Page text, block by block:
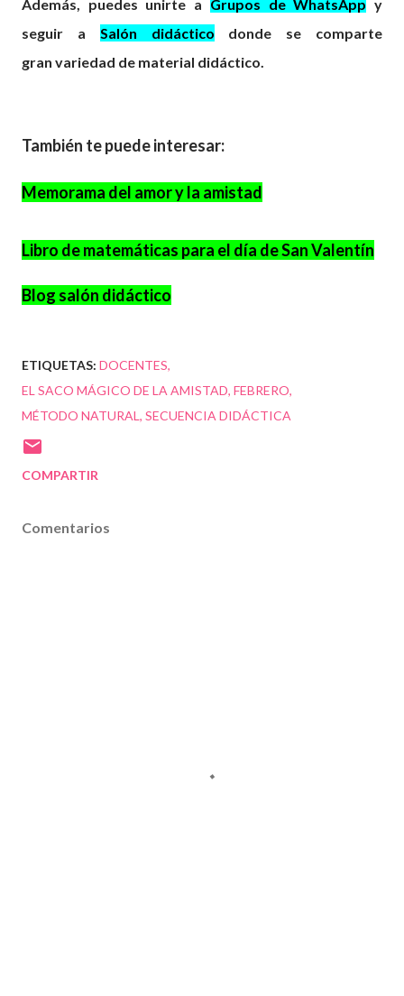
Además, puedes unirte a Grupos de WhatsApp y
seguir a Salón didáctico
donde se comparte
gran variedad de material didáctico.
También te puede interesar:
Memorama del amor y la amistad
Libro de matemáticas para el día de San Valentín
Blog salón didáctico
ETIQUETAS: DOCENTES
EL SACO MÁGICO DE LA AMISTAD FEBRERO
MÉTODO NATURAL SECUENCIA DIDÁCTICA
COMPARTIR
Comentarios